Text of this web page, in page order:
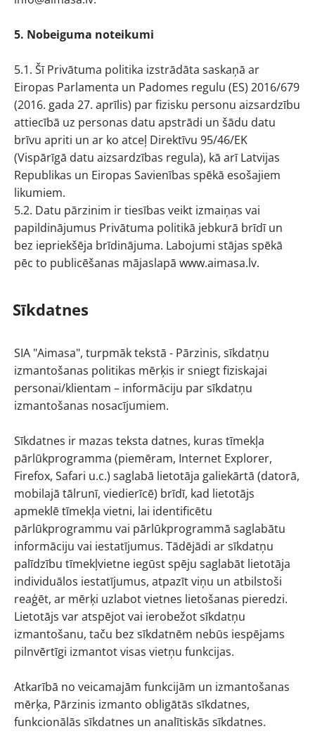
5. Nobeiguma noteikumi
5.1. Šī Privātuma politika izstrādāta saskaņā ar
Eiropas Parlamenta un Padomes regulu (ES) 2016/679
(2016. gada 27. aprīlis) par fizisku personu aizsardzību
attiecībā uz personas datu apstrādi un šādu datu
brīvu apriti un ar ko atceļ Direktīvu 95/46/EK
(Vispārīgā datu aizsardzības regula), kā arī Latvijas
Republikas un Eiropas Savienības spēkā esošajiem
likumiem.
5.2. Datu pārzinim ir tiesības veikt izmaiņas vai
papildinājumus Privātuma politikā jebkurā brīdī un
bez iepriekšēja brīdinājuma. Labojumi stājas spēkā
pēc to publicēšanas mājaslapā www.aimasa.lv.
Sīkdatnes
SIA "Aimasa", turpmāk tekstā - Pārzinis, sīkdatņu
izmantošanas politikas mērķis ir sniegt fiziskajai
personai/klientam – informāciju par sīkdatņu
izmantošanas nosacījumiem.
Sīkdatnes ir mazas teksta datnes, kuras tīmekļa
pārlūkprogramma (piemēram, Internet Explorer,
Firefox, Safari u.c.) saglabā lietotāja galiekārtā (datorā,
mobilajā tālrunī, viedierīcē) brīdī, kad lietotājs
apmeklē tīmekļa vietni, lai identificētu
pārlūkprogrammu vai pārlūkprogrammā saglabātu
informāciju vai iestatījumus. Tādējādi ar sīkdatņu
palīdzību tīmekļvietne iegūst spēju saglabāt lietotāja
individuālos iestatījumus, atpazīt viņu un atbilstoši
reaģēt, ar mērķi uzlabot vietnes lietošanas pieredzi.
Lietotājs var atspējot vai ierobežot sīkdatņu
izmantošanu, taču bez sīkdatnēm nebūs iespējams
pilnvērtīgi izmantot visas vietņu funkcijas.
​Atkarībā no veicamajām funkcijām un izmantošanas
mērķa, Pārzinis izmanto obligātās sīkdatnes,
funkcionālās sīkdatnes un analītiskās sīkdatnes.